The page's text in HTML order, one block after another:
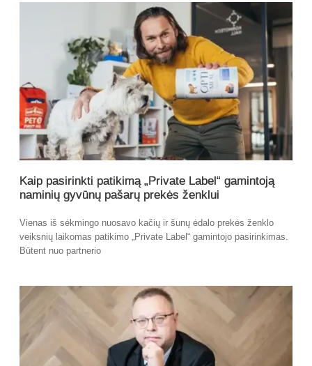
Kaip pasirinkti patikimą „Private Label“ gamintoją
naminių gyvūnų pašarų prekės ženklui
Vienas iš sėkmingo nuosavo kačių ir šunų ėdalo prekės ženklo
veiksnių laikomas patikimo „Private Label“ gamintojo pasirinkimas.
Būtent nuo partnerio